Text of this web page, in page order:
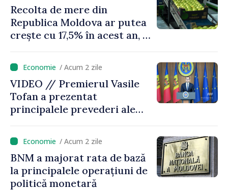
echilibrăm taxarea
consumului”
Recolta de mere din
Republica Moldova ar putea
crește cu 17,5% în acest an, în
este estimată în scădere
/ Acum 2 zile
VIDEO // Premierul Vasile
Tofan a prezentat
principalele prevederi ale
2027
/ Acum 2 zile
BNM a majorat rata de bază
la principalele operațiuni de
politică monetară